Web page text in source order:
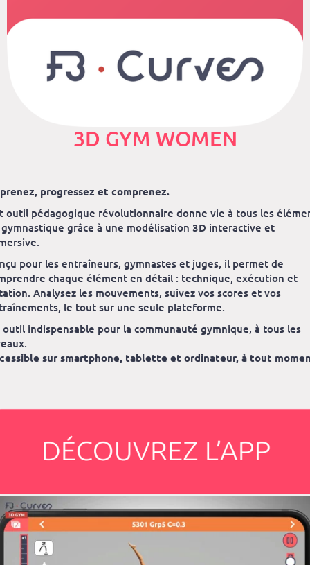
3D GYM WOMEN
progressez et comprenez.
outil pédagogique révolutionnaire donne vie à tous les
grâce à une modélisation 3D interactive et
pour les entraîneurs, gymnastes et juges, il permet de
chaque élément en détail : technique, exécution et
Analysez les mouvements, suivez vos scores et vos
le tout sur une seule plateforme.
outil indispensable pour la communauté gymnique, à tous les
sur smartphone, tablette et ordinateur, à tout